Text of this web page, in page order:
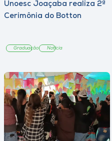
Unoesc Joaçaba realiza 2ª
Cerimônia do Botton
Graduação Notícia